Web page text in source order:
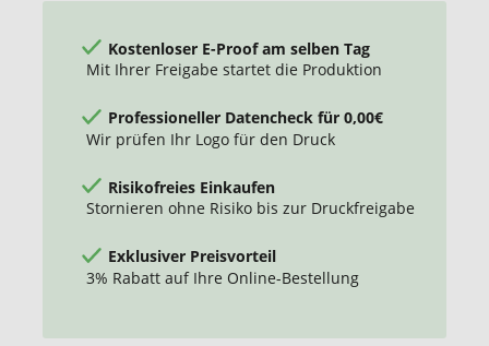
Kostenloser E-Proof am selben Tag
Mit Ihrer Freigabe startet die Produktion
Professioneller Datencheck für 0,00€
Wir prüfen Ihr Logo für den Druck
Risikofreies Einkaufen
Stornieren ohne Risiko bis zur Druckfreigabe
Exklusiver Preisvorteil
3% Rabatt auf Ihre Online-Bestellung